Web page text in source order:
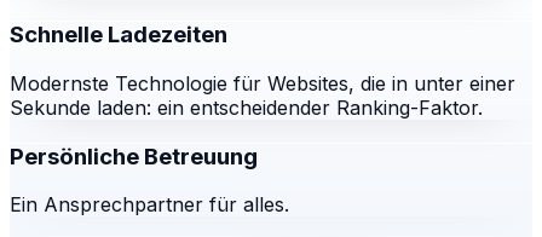
Schnelle Ladezeiten
Modernste Technologie für Websites, die in unter einer
Sekunde laden: ein entscheidender Ranking-Faktor.
Persönliche Betreuung
Ein Ansprechpartner für alles.